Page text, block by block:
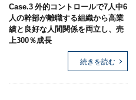
Case.3 外的コントロールで7人中6
人の幹部が離職する組織から高業
績と良好な人間関係を両立し、売
上300％成長
続きを読む